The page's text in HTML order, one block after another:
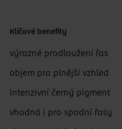
Klíčové benefity
výrazné prodloužení řas
objem pro plnější vzhled
intenzivní černý pigment
vhodná i pro spodní řasy